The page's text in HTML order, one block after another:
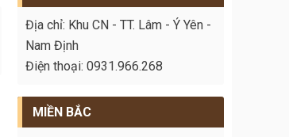
Địa chỉ: Khu CN - TT. Lâm - Ý Yên -
Nam Định
Điện thoại: 0931.966.268
MIỀN BẮC